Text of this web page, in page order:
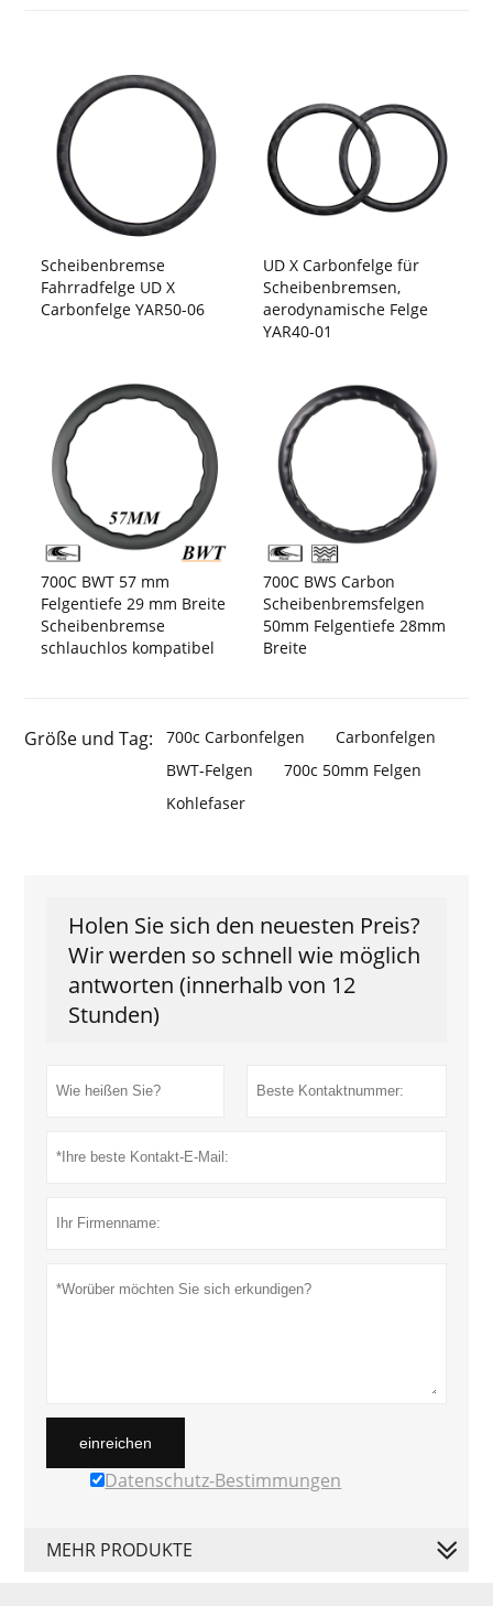
Scheibenbremse
Fahrradfelge UD X
Carbonfelge YAR50-06
UD X Carbonfelge für
Scheibenbremsen,
aerodynamische Felge
YAR40-01
700C BWT 57 mm
Felgentiefe 29 mm Breite
Scheibenbremse
schlauchlos kompatibel
700C BWS Carbon
Scheibenbremsfelgen
50mm Felgentiefe 28mm
Breite
Größe und Tag: 700c Carbonfelgen
Carbonfelgen
BWT-Felgen
700c 50mm Felgen
Kohlefaser
Holen Sie sich den neuesten Preis?
Wir werden so schnell wie möglich
antworten (innerhalb von 12
Stunden)
einreichen
Datenschutz-Bestimmungen
MEHR PRODUKTE